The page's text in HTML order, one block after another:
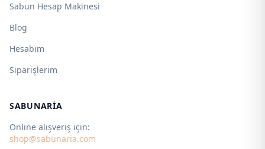
Sabun Hesap Makinesi
Blog
Hesabım
Siparişlerim
SABUNARIA
Online alışveriş için:
shop@sabunaria.com